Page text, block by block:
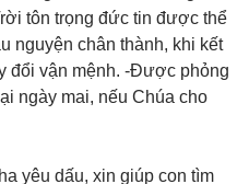
tôn trọng đức tin được thể
nguyện chân thành, khi kết
đổi vận mệnh. -Được phỏng
ngày mai, nếu Chúa cho
yêu dấu, xin giúp con tìm